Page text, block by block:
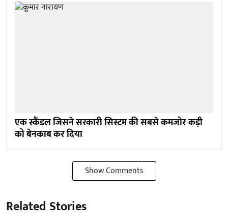
एक स्कैंडल जिसने सरकारी सिस्टम की सबसे कमजोर कड़ी
को बेनकाब कर दिया
Show Comments
Related Stories